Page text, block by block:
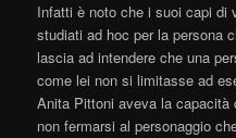
Infatti è noto che i suoi capi di
studiati ad hoc per la persona
lascia ad intendere che una
come lei non si limitasse ad
Anita Pittoni aveva la capacità
non fermarsi al personaggio